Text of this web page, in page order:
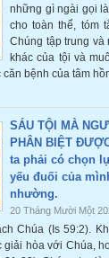
những gì ngài gọi
cho toàn thể, tóm
Chúng tập trung
khác của tội và
bệnh của tâm
SÁU TỘI MÀ
PHÂN BIỆT
ta phải có chọn
yếu đuối của
nhường.
20 Tháng Mười Một
Chúa (Is 59:2).
giải hòa với Chúa,